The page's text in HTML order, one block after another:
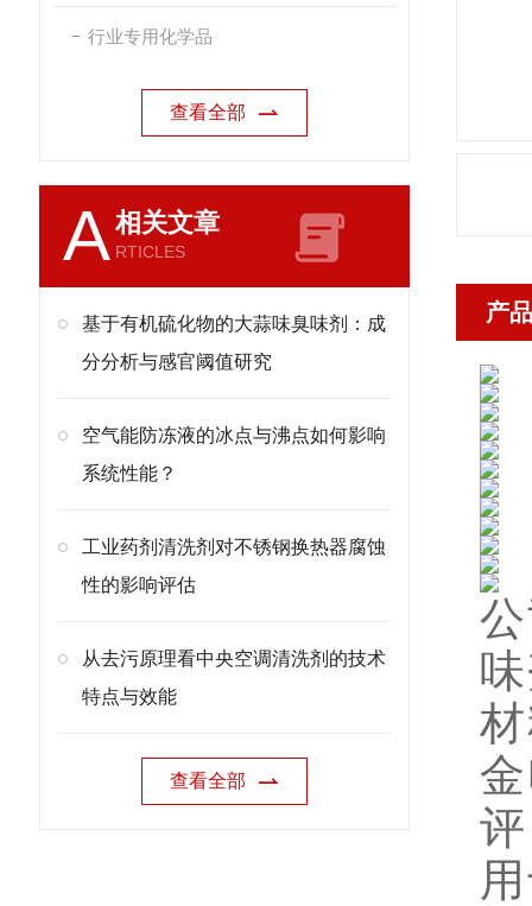
行业专用化学品
查看全部
A相关文章
RTICLES
基于有机硫化物的大蒜味臭味剂：成
分分析与感官阈值研究
空气能防冻液的冰点与沸点如何影响
系统性能？
工业药剂清洗剂对不锈钢换热器腐蚀
性的影响评估
从去污原理看中央空调清洗剂的技术
特点与效能
查看全部
产